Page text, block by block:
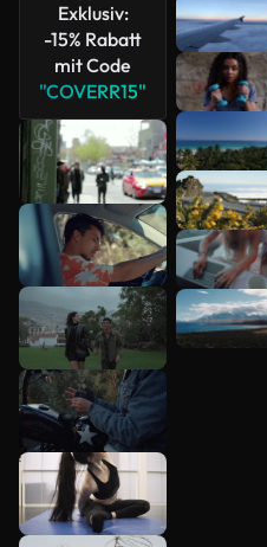
Exklusiv:
-15% Rabatt
mit Code
"COVERR15"